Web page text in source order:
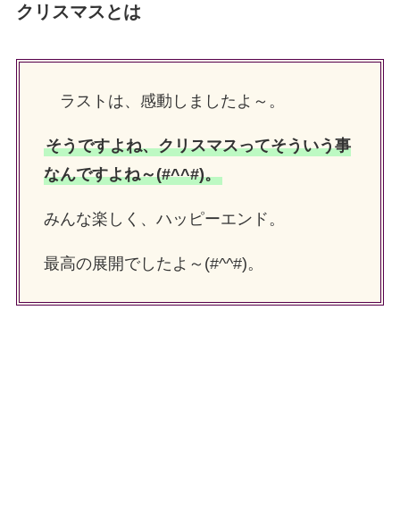
クリスマスとは
ラストは、感動しましたよ～。
そうですよね、クリスマスってそういう事
なんですよね～(#^^#)。
みんな楽しく、ハッピーエンド。
最高の展開でしたよ～(#^^#)。